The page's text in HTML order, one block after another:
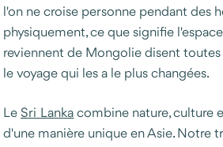
l'on ne croise personne pendant des
physiquement, ce que signifie
reviennent de Mongolie disent toutes
le voyage qui les a le plus changées.
Le Sri Lankacombine nature, culture
d'une manière unique en Asie. Notre